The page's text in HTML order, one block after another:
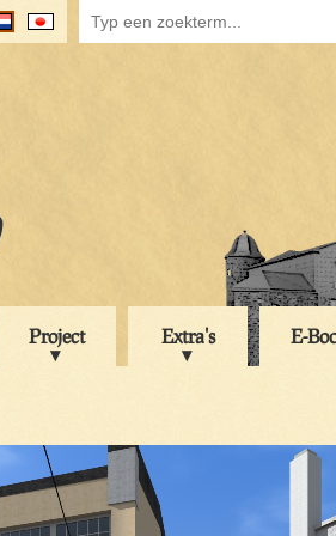
Project Extra's E-